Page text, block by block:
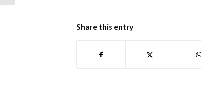
Share this entry